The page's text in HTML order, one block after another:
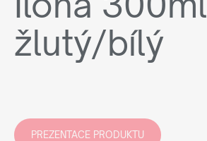
žlutý/bílý
PREZENTACE PRODUKTU